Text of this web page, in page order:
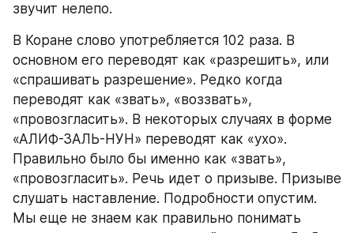
звучит нелепо.
В Коране слово употребляется 102 раза. В
основном его переводят как «разрешить», или
«спрашивать разрешение». Редко когда
переводят как «звать», «воззвать»,
«провозгласить». В некоторых случаях в форме
«АЛИФ-ЗАЛЬ-НУН» переводят как «ухо».
Правильно было бы именно как «звать»,
«провозгласить». Речь идет о призыве. Призыве
слушать наставление. Подробности опустим.
Мы еще не знаем как правильно понимать